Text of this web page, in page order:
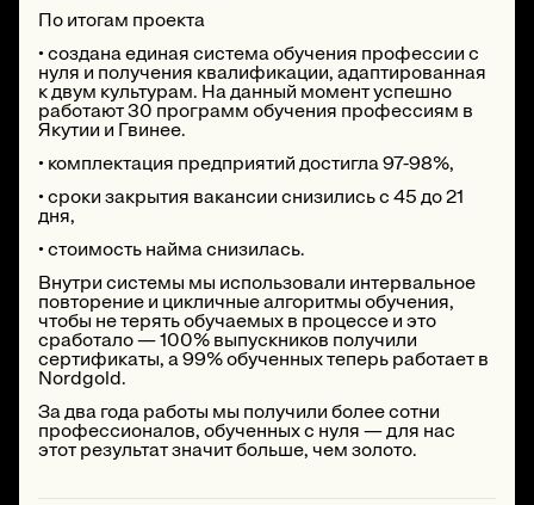
По итогам проекта
• создана единая система обучения профессии с
нуля и получения квалификации, адаптированная
к двум культурам. На данный момент успешно
работают 30 программ обучения профессиям в
Якутии и Гвинее.
• комплектация предприятий достигла 97-98%,
• сроки закрытия вакансии снизились с 45 до 21
дня,
• стоимость найма снизилась.
Внутри системы мы использовали интервальное
повторение и цикличные алгоритмы обучения,
чтобы не терять обучаемых в процессе и это
сработало — 100% выпускников получили
сертификаты, а 99% обученных теперь работает в
Nordgold.
За два года работы мы получили более сотни
профессионалов, обученных с нуля — для нас
этот результат значит больше, чем золото.